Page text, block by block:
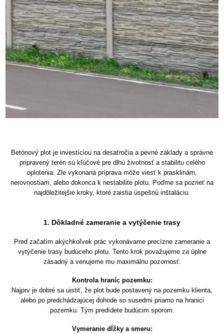
Betónový plot je investíciou na desaťročia a pevné základy a správne
pripravený terén sú kľúčové pre dlhú životnosť a stabilitu celého
oplotenia. Zle vykonaná príprava môže viesť k prasklinám,
nerovnostiam, alebo dokonca k nestabilite plotu. Poďme sa pozrieť na
najdôležitejšie kroky, ktoré zaistia úspešnú inštaláciu.
1. Dôkladné zameranie a vytýčenie trasy
Pred začatím akýchkoľvek prác vykonávame precízne zameranie a
vytýčenie trasy budúceho plotu. Tento krok považujeme za úplne
zásadný a venujeme mu maximálnu pozornosť.
Kontrola hraníc pozemku:
Najprv je dobré sa uistiť, že plot bude postavený na pozemku klienta,
alebo po predchádzajúcej dohode so susedmi priamo na hranici
pozemku. Tým predídete budúcim sporom.
Vymeranie dĺžky a smeru: